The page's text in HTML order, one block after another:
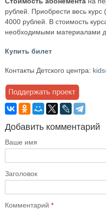
рублей. Приобрести весь
4000 рублей. В стоимость
необходимыми материалами
Купить билет
Контакты Детского центра:
Добавить комментарий
Ваше имя
Заголовок
Комментарий *